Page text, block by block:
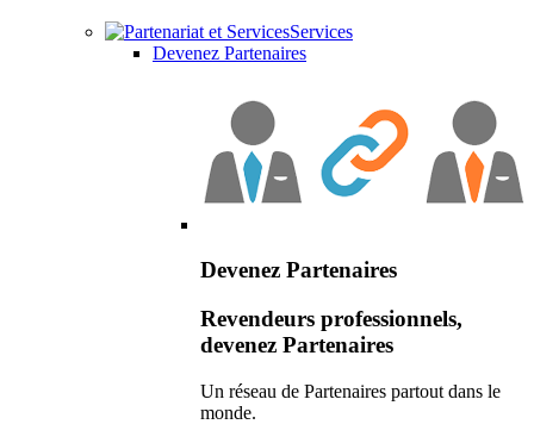
Services
Devenez Partenaires
Devenez Partenaires
Revendeurs professionnels,
devenez Partenaires
Un réseau de Partenaires partout dans le
monde.